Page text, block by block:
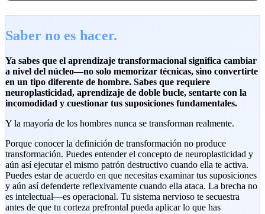
Saber no es hacer.
Ya sabes que el aprendizaje transformacional significa cambiar
a nivel del núcleo—no solo memorizar técnicas, sino convertirte
en un tipo diferente de hombre. Sabes que requiere
neuroplasticidad, aprendizaje de doble bucle, sentarte con la
incomodidad y cuestionar tus suposiciones fundamentales.
Y la mayoría de los hombres nunca se transforman realmente.
Porque conocer la definición de transformación no produce
transformación. Puedes entender el concepto de neuroplasticidad y
aún así ejecutar el mismo patrón destructivo cuando ella te activa.
Puedes estar de acuerdo en que necesitas examinar tus suposiciones
y aún así defenderte reflexivamente cuando ella ataca. La brecha no
es intelectual—es operacional. Tu sistema nervioso te secuestra
antes de que tu corteza prefrontal pueda aplicar lo que has